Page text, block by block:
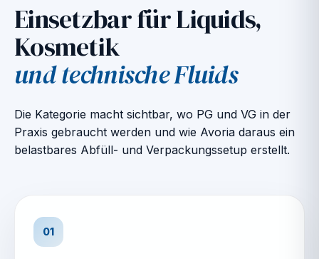
Einsetzbar für Liquids,
Kosmetik
und technische Fluids
Die Kategorie macht sichtbar, wo PG und VG in der
Praxis gebraucht werden und wie Avoria daraus ein
belastbares Abfüll- und Verpackungssetup erstellt.
01